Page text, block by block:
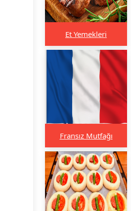
Et Yemekleri
Fransız Mutfağı